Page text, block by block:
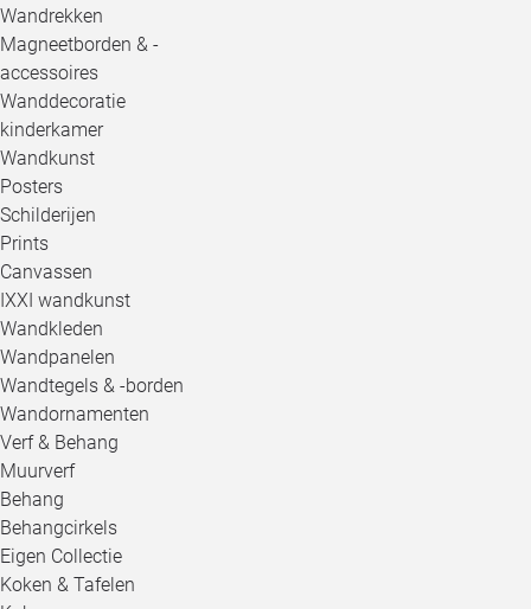
Wandrekken
Magneetborden & -
accessoires
Wanddecoratie
kinderkamer
Wandkunst
Posters
Schilderijen
Prints
Canvassen
IXXI wandkunst
Wandkleden
Wandpanelen
Wandtegels & -borden
Wandornamenten
Verf & Behang
Muurverf
Behang
Behangcirkels
Eigen Collectie
Koken & Tafelen